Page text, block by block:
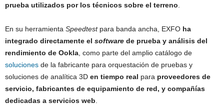
prueba utilizados por los técnicos sobre el terreno
En su herramienta Speedtestpara banda ancha, EXFO ha
integrado directamente el software de prueba y análisis del
rendimiento de Ookla , como parte del amplio catálogo de
soluciones de la fabricante para orquestación de pruebas y
soluciones de analítica 3D en tiempo real para proveedores de
servicio, fabricantes de equipamiento de red, y compañías
dedicadas a servicios web